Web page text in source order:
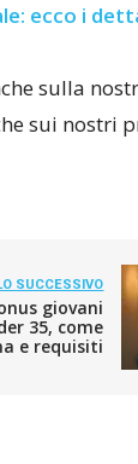
ecco i
sulla
sui nostri
SUCCESSIVO
giovani
35, come
e requisiti